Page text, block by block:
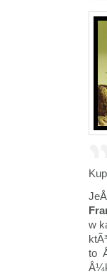
w
to